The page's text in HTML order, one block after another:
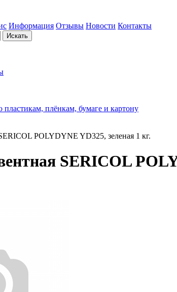
Информация Отзывы Новости Контакты
Искать
пластикам, плёнкам, бумаге и картону
POLYDYNE YD325, зеленая 1 кг.
SERICOL